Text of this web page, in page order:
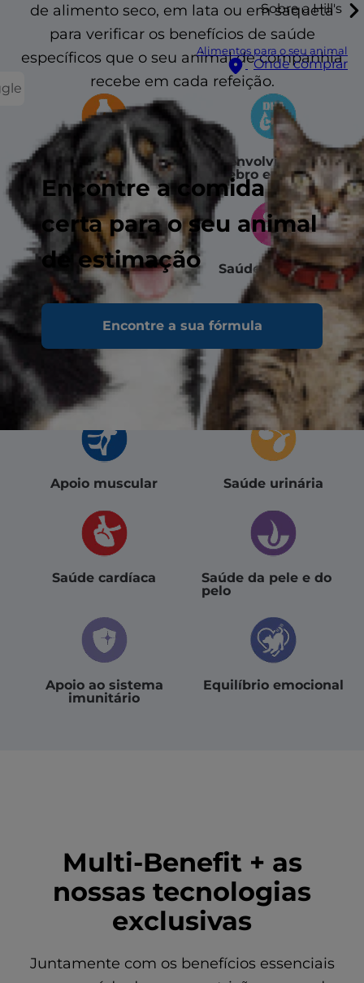
Sobre a Hill's
Alimentos para o seu animal
Onde comprar
Encontre a comida
certa para o seu animal
de estimação
Encontre a sua fórmula
de alimento seco, em lata ou em saqueta
para verificar os benefícios de saúde
específicos que o seu animal de companhia
recebe em cada refeição.
Apoio ósseo e
articular
Desenvolvimento do
cérebro e dos olhos
Control
de peso
Saúde digestiva
Saúde dental
Apoio aos órgãos
vitais
Apoio muscular Saúde urinária
Saúde cardíaca
Saúde da pele e do
pelo
Apoio ao sistema
imunitário
Equilíbrio emocional
Multi-Benefit + as
nossas tecnologias
exclusivas
Juntamente com os benefícios essenciais